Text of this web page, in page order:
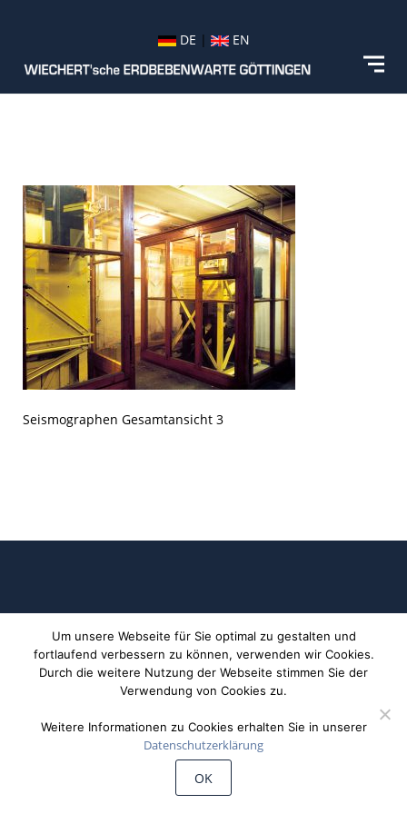
DE | EN
Seismographen Gesamtansicht 3
©Wiechert'sche Erdbebenwarte Göttingen
Um unsere Webseite für Sie optimal zu gestalten und
fortlaufend verbessern zu können, verwenden wir Cookies.
Durch die weitere Nutzung der Webseite stimmen Sie der
Verwendung von Cookies zu.
Weitere Informationen zu Cookies erhalten Sie in unserer
Datenschutzerklärung
OK